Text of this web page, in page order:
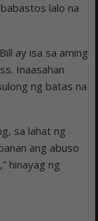
lalo na
ay isa sa aming
Inaasahan
ng batas na
sa lahat ng
ang abuso
hinayag ng